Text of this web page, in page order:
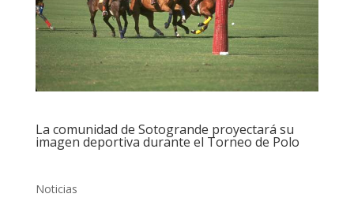
La comunidad de Sotogrande proyectará su
imagen deportiva durante el Torneo de Polo
Noticias